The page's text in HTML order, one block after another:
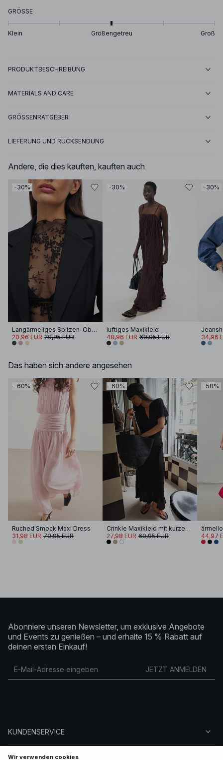
GRÖSSE
Klein Größengetreu Groß
PRODUKTBESCHREIBUNG
MATERIALS AND CARE
GRÖSSENRATGEBER
LIEFERUNG UND RÜCKSENDUNG
Andere, die dies kauften, kauften auch
-30%
Langärmeliges Spitzen-Oberteil
20,96 EUR 29,95 EUR
-30%
luftiges Maxikleid
48,96 EUR 69,95 EUR
-30%
34,96
Das haben sich andere angesehen
-60%
Ruched Smock Maxi Dress
31,98 EUR 79,95 EUR
-60%
Crinkle Maxikleid mit kurzen Ärmeln
27,98 EUR 69,95 EUR
-50%
44,97
Abonniere unseren Newsletter, um exklusive Angebote
und Events zu genießen – und erhalte 15 % Rabatt auf
deinen ersten Einkauf!
JETZT ANMELDEN
KUNDENSERVICE
ÜBER NA-KD